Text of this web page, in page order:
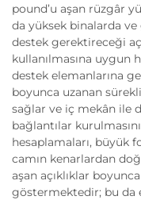
pound’u aşan rüzgâr
da yüksek binalarda ve
destek gerektireceği
kullanılmasına uygun
destek elemanlarına
boyunca uzanan
sağlar ve iç mekân ile
bağlantılar
hesaplamaları, büyük
camın kenarlardan
aşan açıklıklar
göstermektedir; bu da